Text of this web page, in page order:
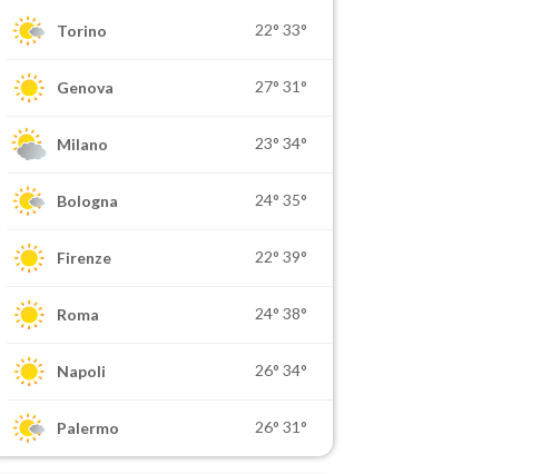
Torino 22° 33°
Genova 27° 31°
Milano 23° 34°
Bologna 24° 35°
Firenze 22° 39°
Roma 24° 38°
Napoli 26° 34°
Palermo 26° 31°